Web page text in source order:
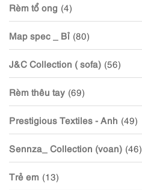
Rèm tổ ong (4)
Map spec _ Bỉ (80)
J&C Collection ( sofa) (56)
Rèm thêu tay (69)
Prestigious Textiles - Anh (49)
Sennza_ Collection (voan) (46)
Trẻ em (13)